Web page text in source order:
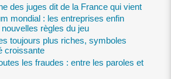
des juges dit de la France qui vient
mondial : les entreprises enfin
règles du jeu
toujours plus riches, symboles
croissante
les fraudes : entre les paroles et